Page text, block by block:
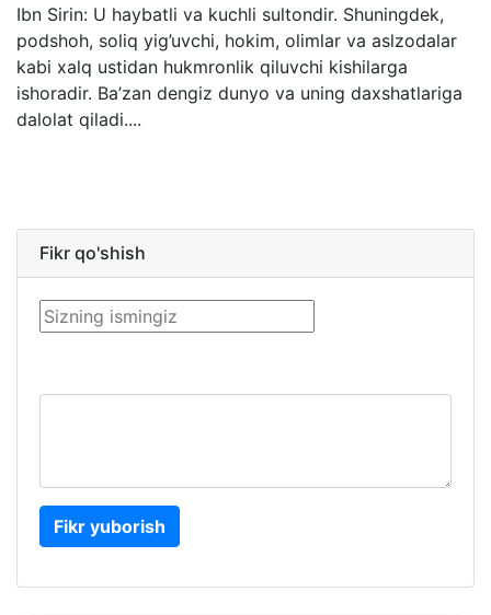
Ibn Sirin: U haybatli va kuchli sultondir. Shuningdek,
podshoh, soliq yig’uvchi, hokim, olimlar va aslzodalar
kabi xalq ustidan hukmronlik qiluvchi kishilarga
ishoradir. Ba’zan dengiz dunyo va uning daxshatlariga
dalolat qiladi....
Fikr qo'shish
Fikr yuborish